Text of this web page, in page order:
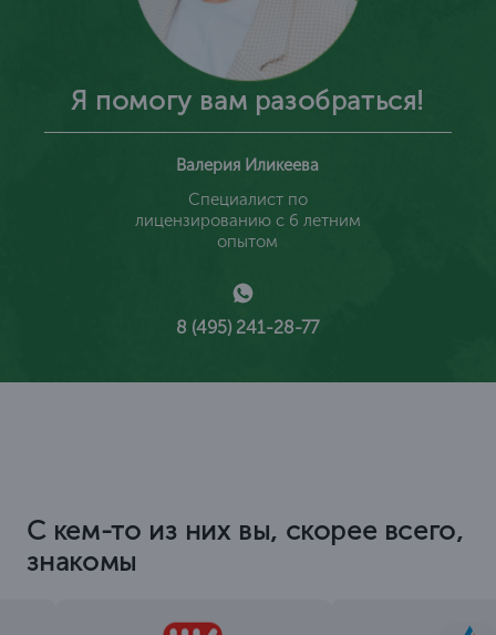
Я помогу вам разобраться!
Валерия Иликеева
Специалист по
лицензированию с 6 летним
опытом
8 (495) 241-28-77
С кем-то из них вы, скорее всего,
знакомы